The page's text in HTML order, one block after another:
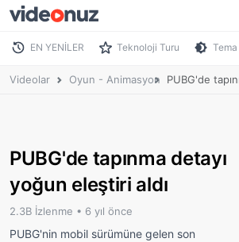
EN YENİLER Teknoloji Turu Tema
Videolar Oyun - Animasyon PUBG'de
PUBG'de tapınma detayı
yoğun eleştiri aldı
2.3B İzlenme • 6 yıl önce
PUBG'nin mobil sürümüne gelen son